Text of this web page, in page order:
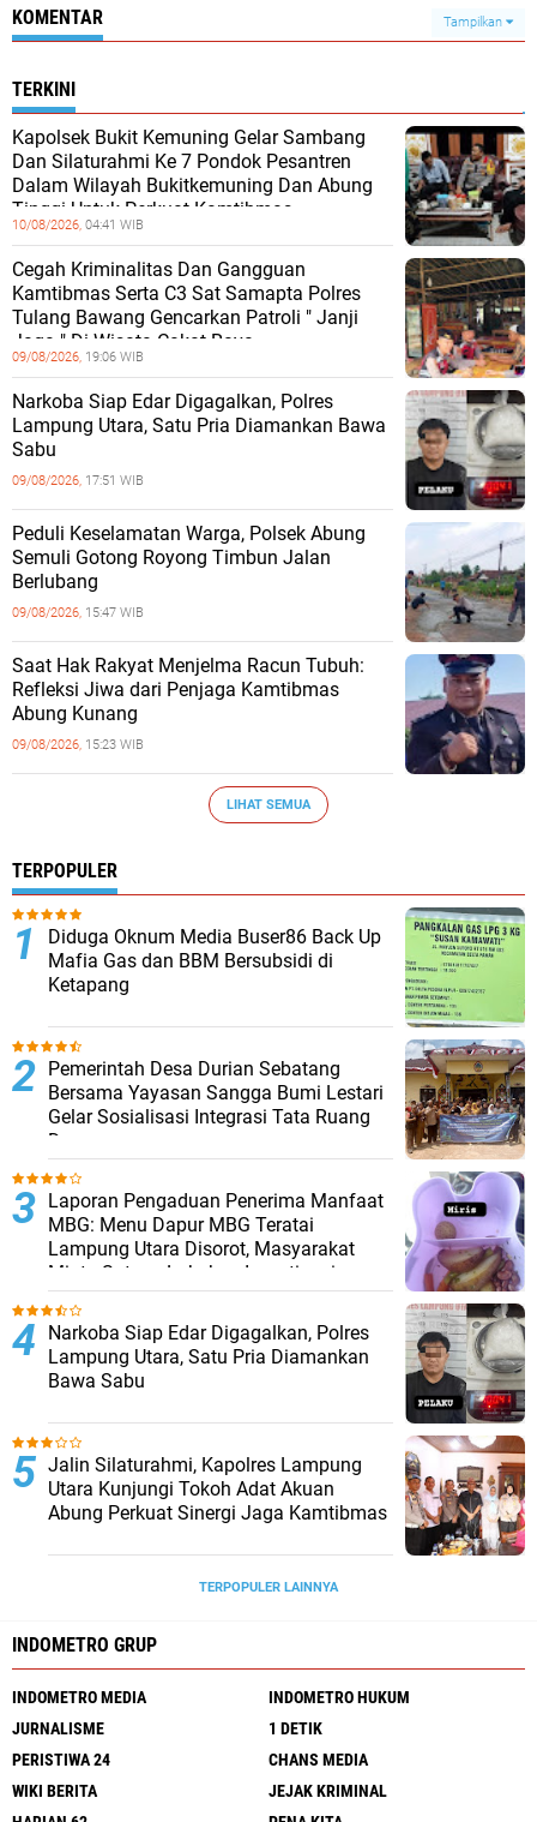
KOMENTAR Tampilkan
TERKINI
Kapolsek Bukit Kemuning Gelar Sambang
Dan Silaturahmi Ke 7 Pondok Pesantren
Dalam Wilayah Bukitkemuning Dan Abung
Tinggi Untuk Perkuat Kamtibmas.
10/08/2026, 04:41 WIB
Cegah Kriminalitas Dan Gangguan
Kamtibmas Serta C3 Sat Samapta Polres
Tulang Bawang Gencarkan Patroli " Janji
Jaga " Di Wisata Cakat Raya
09/08/2026, 19:06 WIB
Narkoba Siap Edar Digagalkan, Polres
Lampung Utara, Satu Pria Diamankan Bawa
Sabu
09/08/2026, 17:51 WIB
Peduli Keselamatan Warga, Polsek Abung
Semuli Gotong Royong Timbun Jalan
Berlubang
09/08/2026, 15:47 WIB
Saat Hak Rakyat Menjelma Racun Tubuh:
Refleksi Jiwa dari Penjaga Kamtibmas
Abung Kunang
09/08/2026, 15:23 WIB
LIHAT SEMUA
TERPOPULER
Diduga Oknum Media Buser86 Back Up
Mafia Gas dan BBM Bersubsidi di
Ketapang
Pemerintah Desa Durian Sebatang
Bersama Yayasan Sangga Bumi Lestari
Gelar Sosialisasi Integrasi Tata Ruang
Desa
Laporan Pengaduan Penerima Manfaat
MBG: Menu Dapur MBG Teratai
Lampung Utara Disorot, Masyarakat
Minta Satgas Lakukan Investigasi
Narkoba Siap Edar Digagalkan, Polres
Lampung Utara, Satu Pria Diamankan
Bawa Sabu
Jalin Silaturahmi, Kapolres Lampung
Utara Kunjungi Tokoh Adat Akuan
Abung Perkuat Sinergi Jaga Kamtibmas
TERPOPULER LAINNYA
INDOMETRO GRUP
INDOMETRO MEDIA
INDOMETRO HUKUM
JURNALISME
1 DETIK
PERISTIWA 24
CHANS MEDIA
WIKI BERITA
JEJAK KRIMINAL